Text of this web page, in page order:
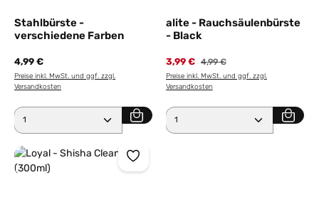
Stahlbürste -
verschiedene Farben
4,99 €
Preise inkl. MwSt. und ggf. zzgl.
Versandkosten
Produkt Anzahl: Gib den gewünschten Wert ein
alite - Rauchsäulenbürste
- Black
3,99 € Regulärer Preis:
4,99 €
Preise inkl. MwSt. und ggf. zzgl.
Versandkosten
Produkt Anzahl: Gib den